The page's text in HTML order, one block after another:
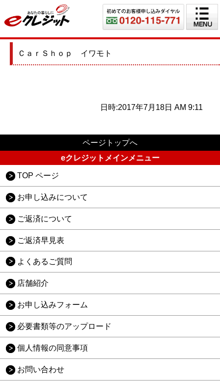
ＣａｒＳｈｏｐ イワモト
日時:2017年7月18日 AM 9:11
ページトップへ
eクレジットメインメニュー
TOP ページ
お申し込みについて
ご返済について
ご返済早見表
よくあるご質問
店舗紹介
お申し込みフォーム
必要書類等のアップロード
個人情報の同意事項
お問い合わせ